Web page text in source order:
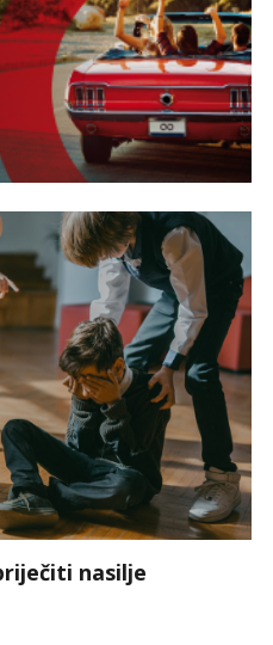
nasilje